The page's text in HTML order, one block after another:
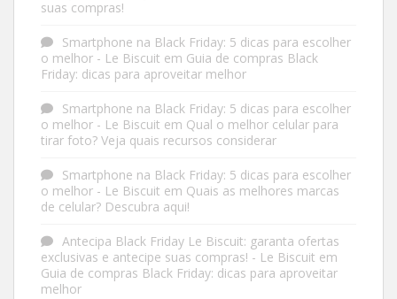
suas compras!
Smartphone na Black Friday: 5 dicas para escolher
o melhor - Le Biscuit em Guia de compras Black
Friday: dicas para aproveitar melhor
Smartphone na Black Friday: 5 dicas para escolher
o melhor - Le Biscuit em Qual o melhor celular para
tirar foto? Veja quais recursos considerar
Smartphone na Black Friday: 5 dicas para escolher
o melhor - Le Biscuit em Quais as melhores marcas
de celular? Descubra aqui!
Antecipa Black Friday Le Biscuit: garanta ofertas
exclusivas e antecipe suas compras! - Le Biscuit em
Guia de compras Black Friday: dicas para aproveitar
melhor